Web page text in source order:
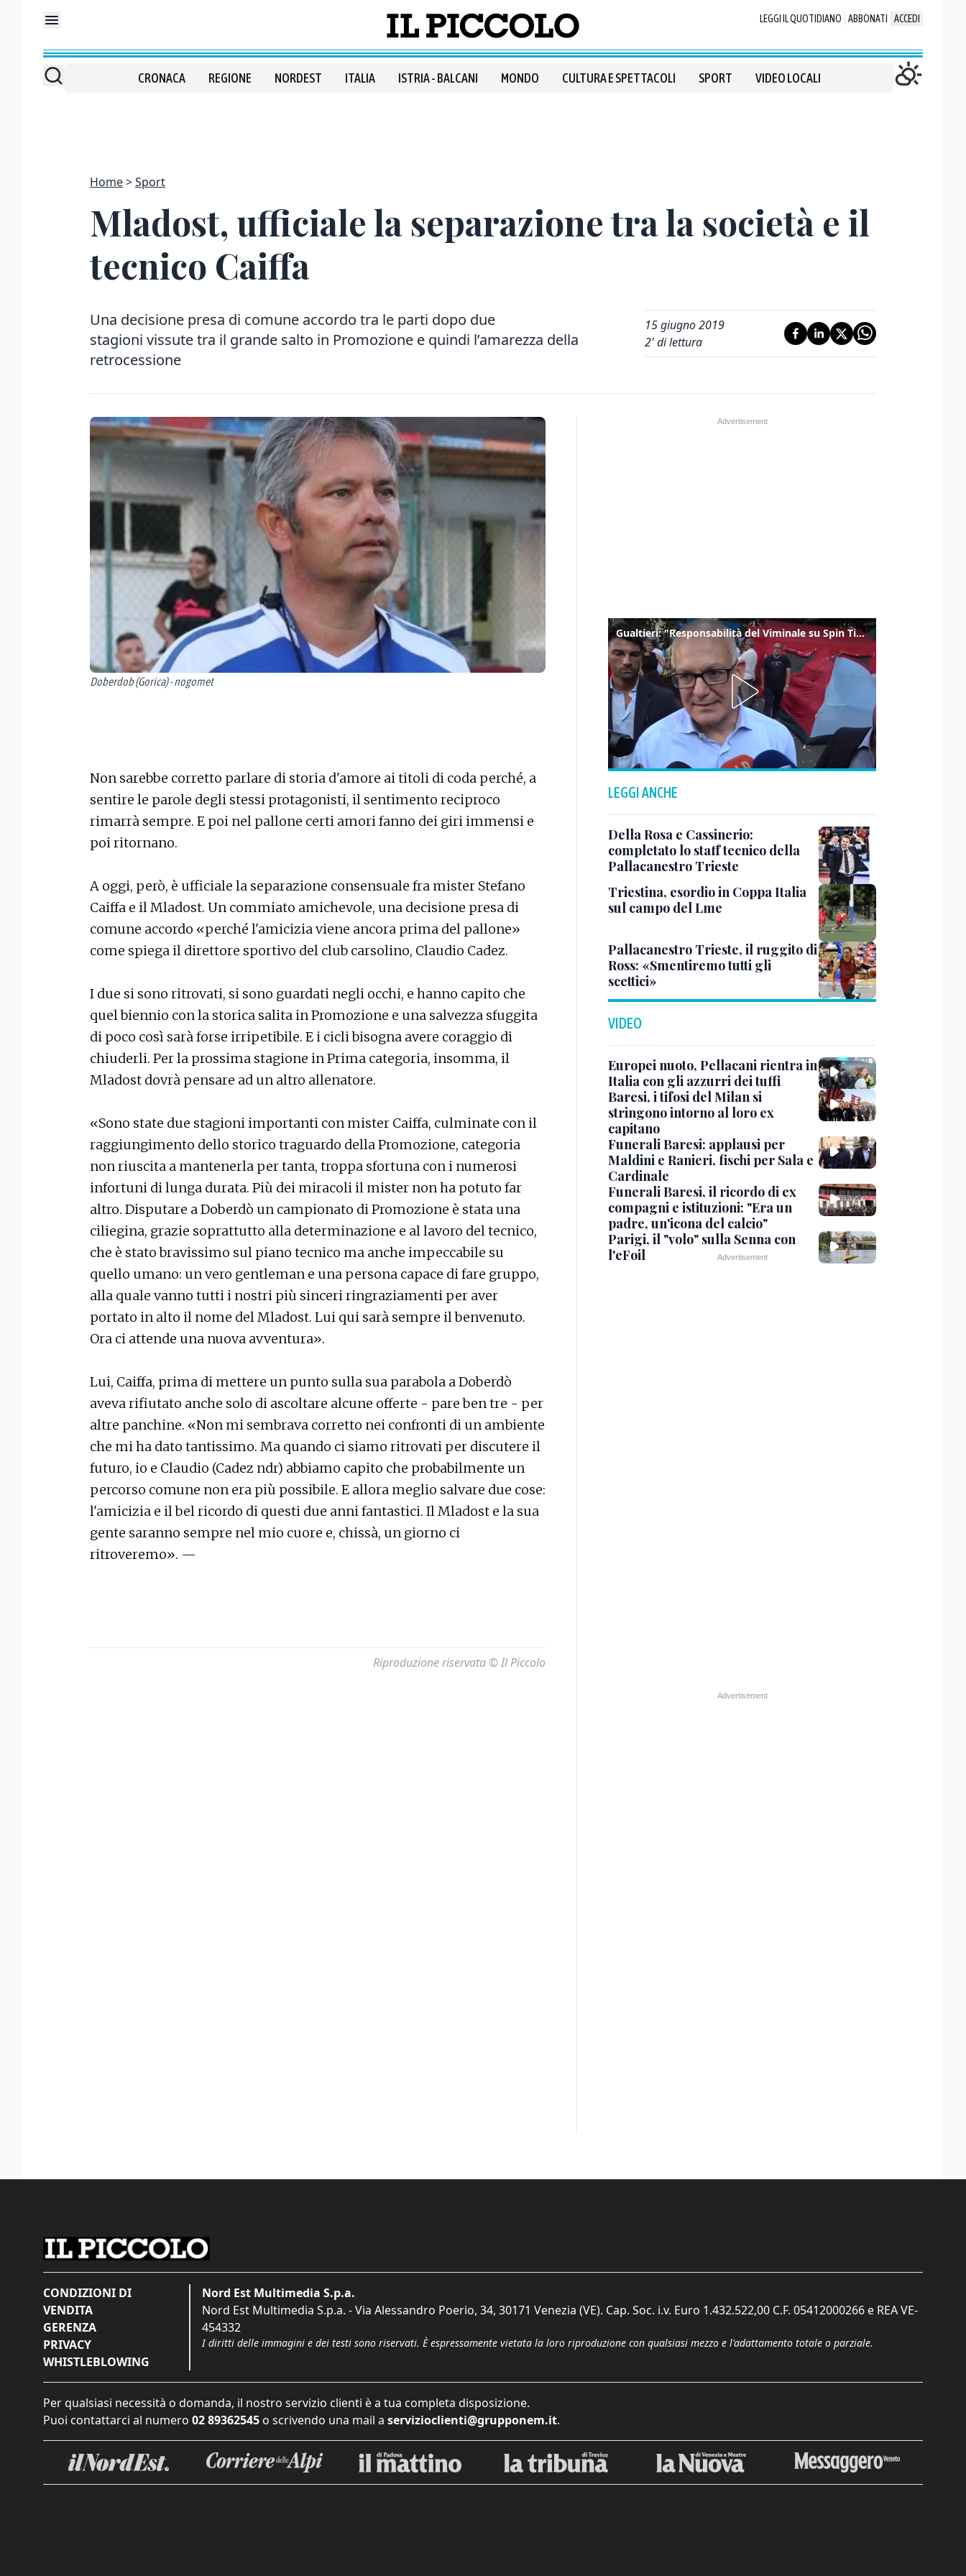
LEGGI IL QUOTIDIANO ABBONATI ACCEDI
CRONACA REGIONE NORDEST ITALIA ISTRIA - BALCANI MONDO CULTURA E SPETTACOLI SPORT VIDEO LOCALI
Home Sport
Mladost, ufficiale la separazione tra la società e il
tecnico Caiffa
Una decisione presa di comune accordo tra le parti dopo due
stagioni vissute tra il grande salto in Promozione e quindi l’amarezza della
retrocessione
15 giugno 2019
2' di lettura
Doberdob (Gorica) - nogomet
Non sarebbe corretto parlare di storia d'amore ai titoli di coda perché, a
sentire le parole degli stessi protagonisti, il sentimento reciproco
rimarrà sempre. E poi nel pallone certi amori fanno dei giri immensi e
poi ritornano.
A oggi, però, è ufficiale la separazione consensuale fra mister Stefano
Caiffa e il Mladost. Un commiato amichevole, una decisione presa di
comune accordo «perché l'amicizia viene ancora prima del pallone»
come spiega il direttore sportivo del club carsolino, Claudio Cadez.
I due si sono ritrovati, si sono guardati negli occhi, e hanno capito che
quel biennio con la storica salita in Promozione e una salvezza sfuggita
di poco così sarà forse irripetibile. E i cicli bisogna avere coraggio di
chiuderli. Per la prossima stagione in Prima categoria, insomma, il
Mladost dovrà pensare ad un altro allenatore.
«Sono state due stagioni importanti con mister Caiffa, culminate con il
raggiungimento dello storico traguardo della Promozione, categoria
non riuscita a mantenerla per tanta, troppa sfortuna con i numerosi
infortuni di lunga durata. Più dei miracoli il mister non ha potuto far
altro. Disputare a Doberdò un campionato di Promozione è stata una
ciliegina, grazie soprattutto alla determinazione e al lavoro del tecnico,
che è stato bravissimo sul piano tecnico ma anche impeccabile su
quello umano: un vero gentleman e una persona capace di fare gruppo,
alla quale vanno tutti i nostri più sinceri ringraziamenti per aver
portato in alto il nome del Mladost. Lui qui sarà sempre il benvenuto.
Ora ci attende una nuova avventura».
Lui, Caiffa, prima di mettere un punto sulla sua parabola a Doberdò
aveva rifiutato anche solo di ascoltare alcune offerte - pare ben tre - per
altre panchine. «Non mi sembrava corretto nei confronti di un ambiente
che mi ha dato tantissimo. Ma quando ci siamo ritrovati per discutere il
futuro, io e Claudio (Cadez ndr) abbiamo capito che probabilmente un
percorso comune non era più possibile. E allora meglio salvare due cose:
l'amicizia e il bel ricordo di questi due anni fantastici. Il Mladost e la sua
gente saranno sempre nel mio cuore e, chissà, un giorno ci
ritroveremo». —
Riproduzione riservata © Il Piccolo
Gualtieri: "Responsabilità del Viminale su Spin Time? La posizione dei partiti è nota"
LEGGI ANCHE
Della Rosa e Cassinerio:
completato lo staff tecnico della
Pallacanestro Trieste
Triestina, esordio in Coppa Italia
sul campo del Lme
Pallacanestro Trieste, il ruggito di
Ross: «Smentiremo tutti gli
scettici»
VIDEO
Europei nuoto, Pellacani rientra in
Italia con gli azzurri dei tuffi
Baresi, i tifosi del Milan si
stringono intorno al loro ex
capitano
Funerali Baresi: applausi per
Maldini e Ranieri, fischi per Sala e
Cardinale
Funerali Baresi, il ricordo di ex
compagni e istituzioni: "Era un
padre, un'icona del calcio"
Parigi, il "volo" sulla Senna con
l'eFoil
CONDIZIONI DI
VENDITA
GERENZA
PRIVACY
WHISTLEBLOWING
Nord Est Multimedia S.p.a.
Nord Est Multimedia S.p.a. - Via Alessandro Poerio, 34, 30171 Venezia (VE). Cap. Soc. i.v. Euro 1.432.522,00 C.F. 05412000266 e REA VE-
454332
I diritti delle immagini e dei testi sono riservati. È espressamente vietata la loro riproduzione con qualsiasi mezzo e l'adattamento totale o parziale.
Per qualsiasi necessità o domanda, il nostro servizio clienti è a tua completa disposizione.
Puoi contattarci al numero 02 89362545 o scrivendo una mail a servizioclienti@grupponem.it.